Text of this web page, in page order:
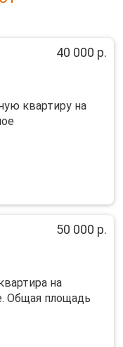
40 000 р.
квартиру нa
50 000 р.
на
Общая площадь